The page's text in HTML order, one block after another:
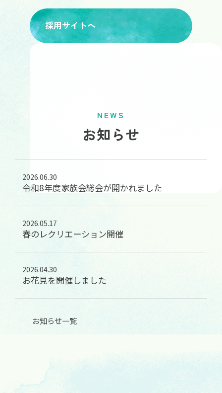
採用サイトへ
NEWS
お知らせ
2026.06.30
令和8年度家族会総会が開かれました
2026.05.17
春のレクリエーション開催
2026.04.30
お花見を開催しました
お知らせ一覧